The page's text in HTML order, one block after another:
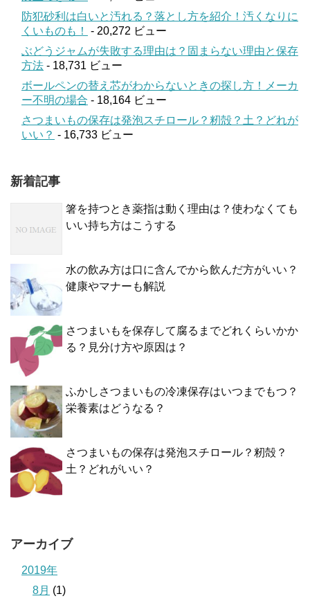
防犯砂利は白いと汚れる？落とし方を紹介！汚くなりに
くいものも！
- 20,272 ビュー
ぶどうジャムが失敗する理由は？固まらない理由と保存
方法 - 18,731 ビュー
ボールペンの替え芯がわからないときの探し方！メーカ
ー不明の場合 - 18,164 ビュー
さつまいもの保存は発泡スチロール？籾殻？土？どれが
いい？ - 16,733 ビュー
新着記事
箸を持つとき薬指は動く理由は？使わなくても
いい持ち方はこうする
水の飲み方は口に含んでから飲んだ方がいい？
健康やマナーも解説
さつまいもを保存して腐るまでどれくらいかか
る？見分け方や原因は？
ふかしさつまいもの冷凍保存はいつまでもつ？
栄養素はどうなる？
さつまいもの保存は発泡スチロール？籾殻？
土？どれがいい？
アーカイブ
2019年
8月 (1)